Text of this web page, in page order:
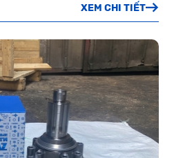
XEM CHI TIẾT